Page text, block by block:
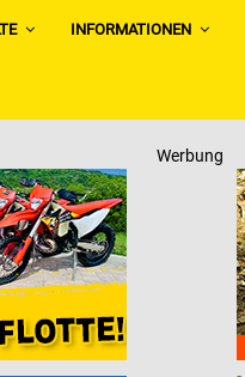
INFORMATIONEN
Werbung